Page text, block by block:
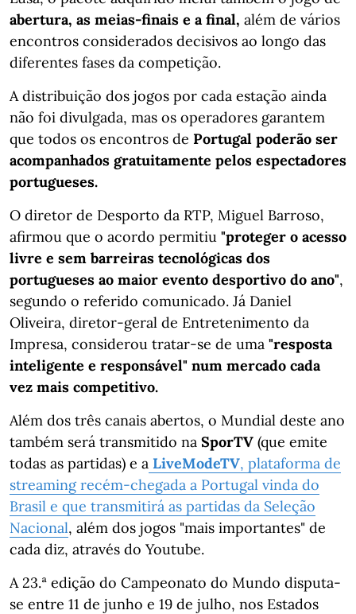
abertura, as meias-finais e a final, além de vários
encontros considerados decisivos ao longo das
diferentes fases da competição.
A distribuição dos jogos por cada estação ainda
não foi divulgada, mas os operadores garantem
que todos os encontros de Portugal poderão ser
acompanhados gratuitamente pelos espectadores
portugueses.
O diretor de Desporto da RTP, Miguel Barroso,
afirmou que o acordo permitiu "proteger o acesso
livre e sem barreiras tecnológicas dos
portugueses ao maior evento desportivo do ano",
segundo o referido comunicado. Já Daniel
Oliveira, diretor-geral de Entretenimento da
Impresa, considerou tratar-se de uma "resposta
inteligente e responsável" num mercado cada
vez mais competitivo.
Além dos três canais abertos, o Mundial deste ano
também será transmitido na SporTV (que emite
todas as partidas) e a LiveModeTV, plataforma de
streaming recém-chegada a Portugal vinda do
Brasil e que transmitirá as partidas da Seleção
Nacional, além dos jogos "mais importantes" de
cada diz, através do Youtube.
A 23.ª edição do Campeonato do Mundo disputa-
se entre 11 de junho e 19 de julho, nos Estados